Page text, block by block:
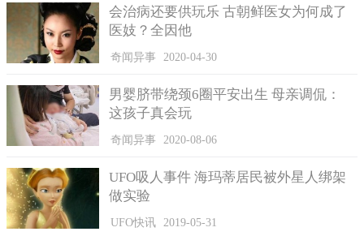
这种侵门踏户的寄生方式，看起来真是毫无操守可言。
成功篡位取代鱼舌后，缩头鱼虱与鱼类变成共生关系。虽然
能任由它分一杯羹。虽然缩头鱼虱看上去很恐怖又恶心，不过却
对人体无毒、无害。台湾鱼类较少出现与缩头鱼虱共生，大部分
受害者分布在墨西哥湾，美国、澳洲、英国等其他地方也有案
会治病还要供玩乐 古朝鲜医女为何成了
医妓？全因他
奇闻异事 2020-04-30
男婴脐带绕颈6圈平安出生 母亲调侃：
这孩子真会玩
奇闻异事 2020-08-06
UFO吸人事件 海玛蒂居民被外星人绑架
做实验
UFO快讯 2019-05-31